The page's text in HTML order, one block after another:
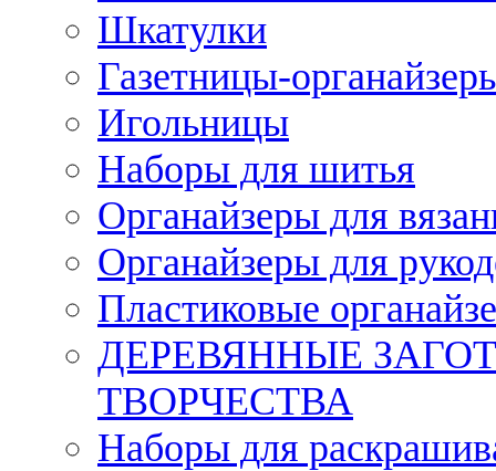
Шкатулки
Газетницы-
Игольницы
Наборы для шитья
Органайзеры для
Органайзеры для
Пластиковые
ДЕРЕВЯННЫЕ
ТВОРЧЕСТВА
Наборы для